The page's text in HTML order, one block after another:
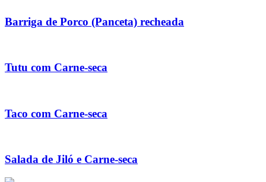
Barriga de Porco (Panceta) recheada
Tutu com Carne-seca
Taco com Carne-seca
Salada de Jiló e Carne-seca